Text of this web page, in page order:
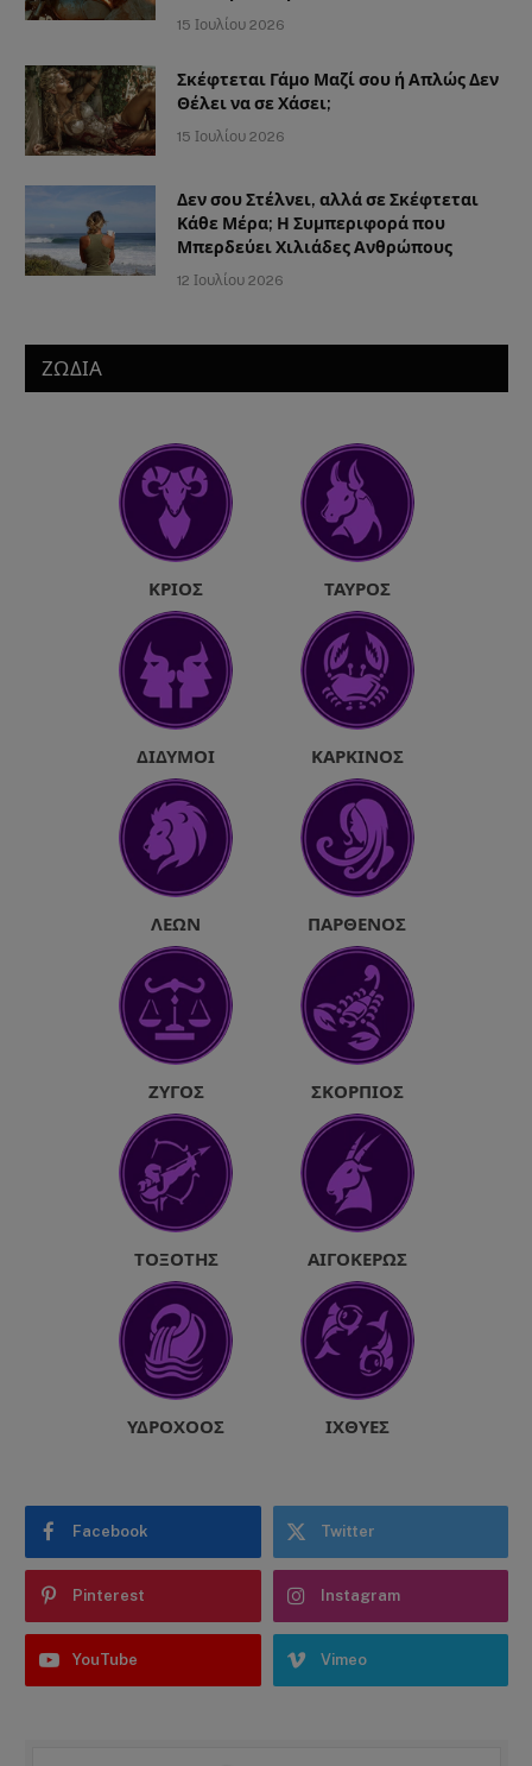
15 Ιουλίου 2026
Σκέφτεται Γάμο Μαζί σου ή Απλώς Δεν
Θέλει να σε Χάσει;
15 Ιουλίου 2026
Δεν σου Στέλνει, αλλά σε Σκέφτεται
Κάθε Μέρα; Η Συμπεριφορά που
Μπερδεύει Χιλιάδες Ανθρώπους
12 Ιουλίου 2026
ΖΩΔΙΑ
ΚΡΙΌΣ ΤΑΎΡΟΣ
ΔΊΔΥΜΟΙ ΚΑΡΚΊΝΟΣ
ΛΈΩΝ ΠΑΡΘΈΝΟΣ
ΖΥΓΌΣ ΣΚΟΡΠΙΌΣ
ΤΟΞΌΤΗΣ ΑΙΓΌΚΕΡΩΣ
ΥΔΡΟΧΌΟΣ ΙΧΘΎΕΣ
Facebook Twitter
Pinterest Instagram
YouTube Vimeo